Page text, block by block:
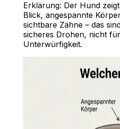
Erklärung: Der Hund
Blick, angespannte
sichtbare Zähne – das
sicheres Drohen, nicht
Unterwürfigkeit.